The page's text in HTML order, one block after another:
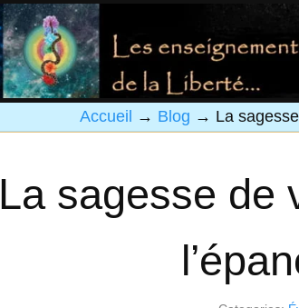
Accueil → Blog → La
La sagesse de